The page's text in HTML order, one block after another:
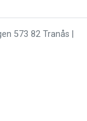
573 82 Tranås |